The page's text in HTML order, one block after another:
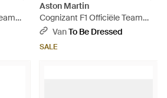
Aston Martin
Cognizant F1 Officiële Team
Zwarte Pet - Zwart
VanTo Be Dressed
SALE